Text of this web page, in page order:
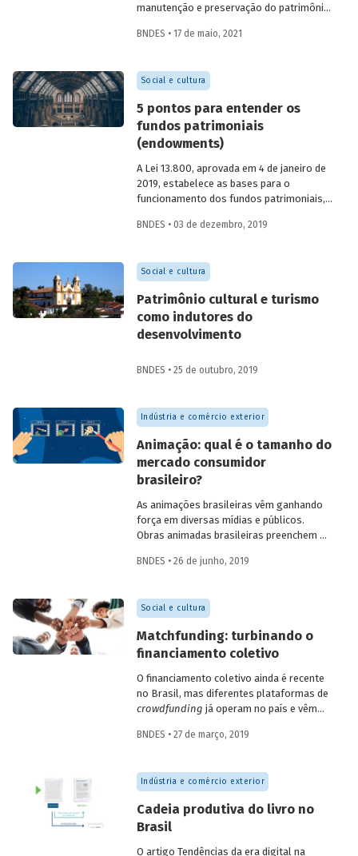
manutenção e preservação do patrimônio
memória do país. Diante da
nas últimas décadas, essas instituições
têm a oportunidade de adotar novos
sociedade, que favoreçam sua
longevidade e sustentabilidade financeira.
BNDES • 17 de maio, 2021
Social e cultura
5 pontos para entender os
fundos patrimoniais
(endowments)
A Lei 13.800, aprovada em 4 de janeiro de
2019, estabelece as bases para o
funcionamento dos fundos patrimoniais,
no Brasil. Esses fundos são veículos
interesse público de diversas naturezas
com a finalidade de captar doações e
impulsionar sua sustentabilidade
financeira. Conheça cinco pontos
fundamentais para entender o marco
regulatório dos fundos patrimoniais no
BNDES • 03 de dezembro, 2019
Social e cultura
Patrimônio cultural e turismo
como indutores do
desenvolvimento
BNDES • 25 de outubro, 2019
Indústria e comércio exterior
Animação: qual é o tamanho do
mercado consumidor
brasileiro?
As animações brasileiras vêm ganhando
força em diversas mídias e públicos.
Obras animadas brasileiras preenchem o
passam a aparecer nos cinemas
indicações e ganhando os principais
prêmios da animação mundial, caso de
Manu, indicadas ao Emmy Kids, e dos
filmesUma história de amor e fúria
menino e o mundo, vencedores do
Festival de Annecy em 2013 e 2014,
respectivamente. Confira no infográfico
que preparamos os principais números do
mercado consumidor de animação no
BNDES • 26 de junho, 2019
Social e cultura
Matchfunding: turbinando o
financiamento coletivo
O financiamento coletivo ainda é recente
no Brasil, mas diferentes plataformas de
crowdfunding já operam no país e vêm
número expressivo de projetos.
modelo a presença de um investidor
institucional, que complementa as
amplia as possiblidades desse tipo de
financiamento. Aproveitando o
lançamento do Matchfunding
BNDES • 27 de março, 2019
Indústria e comércio exterior
Cadeia produtiva do livro no
Brasil
O artigo Tendências da era digital na